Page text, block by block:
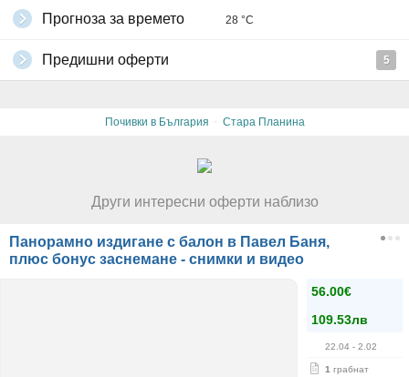
Прогноза за времето 28 °C
Предишни оферти 5
Почивки в България · Стара Планина
Други интересни оферти наблизо
Панорамно издигане с балон в Павел Баня,
плюс бонус заснемане - снимки и видео
56.00€
109.53лв
22.04 - 2.02
1 грабнат